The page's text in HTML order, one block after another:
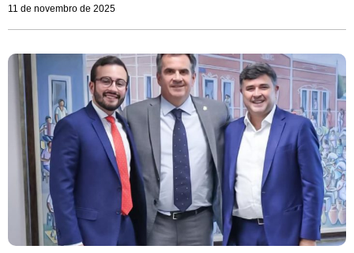
11 de novembro de 2025